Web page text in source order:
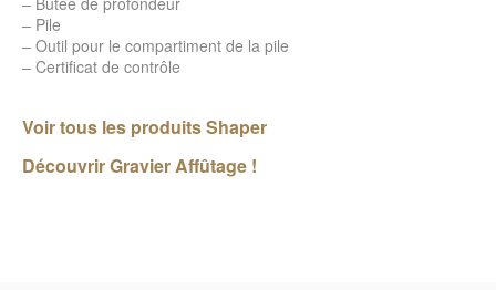
– Pile
– Outil pour le compartiment de la pile
– Certificat de contrôle
Voir tous les produits Shaper
Découvrir Gravier Affûtage !